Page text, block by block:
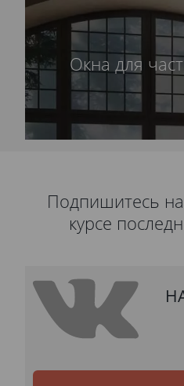
Окна для
Подпишитесь
курсе